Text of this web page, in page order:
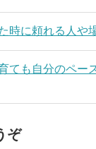
時に頼れる人や
ても自分のペー
ぞ